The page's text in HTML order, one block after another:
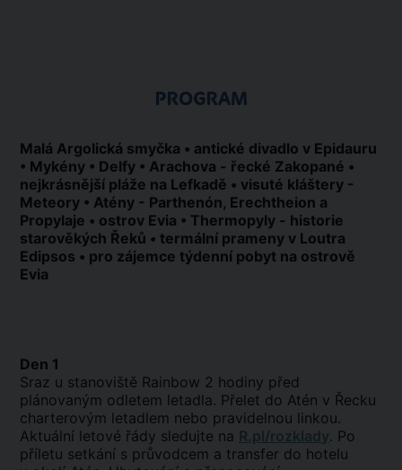
PROGRAM
Malá Argolická smyčka • antické divadlo v Epidauru
• Mykény • Delfy • Arachova - řecké Zakopané •
nejkrásnější pláže na Lefkadě • visuté kláštery -
Meteory • Atény - Parthenón, Erechtheion a
Propylaje • ostrov Evia • Thermopyly - historie
starověkých Řeků • termální prameny v Loutra
Edipsos • pro zájemce týdenní pobyt na ostrově
Evia
Den 1
Sraz u stanoviště Rainbow 2 hodiny před
plánovaným odletem letadla. Přelet do Atén v Řecku
charterovým letadlem nebo pravidelnou linkou.
Aktuální letové řády sledujte na R.pl/rozklady. Po
příletu setkání s průvodcem a transfer do hotelu